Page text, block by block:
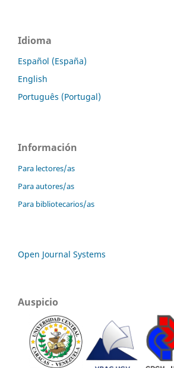
Idioma
Español (España)
English
Português (Portugal)
Información
Para lectores/as
Para autores/as
Para bibliotecarios/as
Open Journal Systems
Auspicio